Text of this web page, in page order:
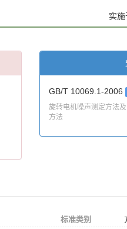
实施
GB/T 10069.1-2006
旋转电机噪声测定方法
方法
标准类别